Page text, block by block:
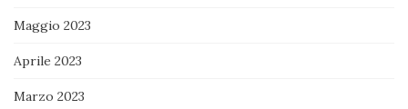
Maggio 2023
Aprile 2023
Marzo 2023